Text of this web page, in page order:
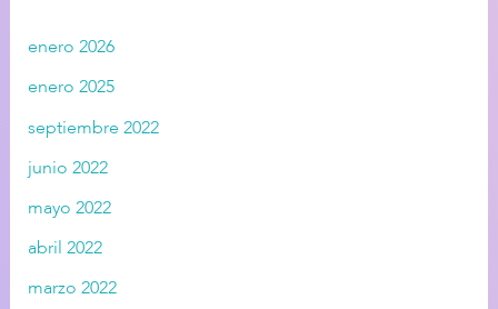
enero 2026
enero 2025
septiembre 2022
junio 2022
mayo 2022
abril 2022
marzo 2022